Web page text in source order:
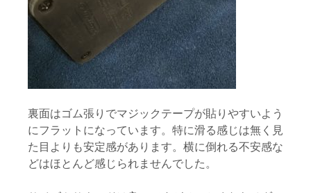
裏面はゴム張りでマジックテープが貼りやすいよう
にフラットになっています。特に滑る感じは無く見
た目よりも安定感があります。横に倒れる不安感な
どはほとんど感じられませんでした。